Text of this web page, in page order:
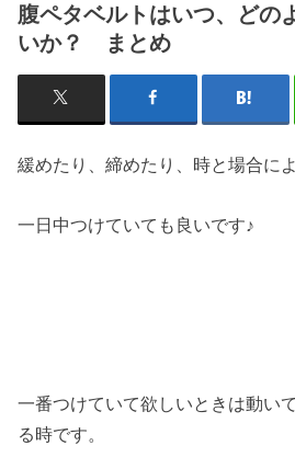
腹ペタベルトはいつ、どの
いか？ まとめ
緩めたり、締めたり、時と場合に
一日中つけていても良いです♪
一番つけていて欲しいときは動い
る時です。